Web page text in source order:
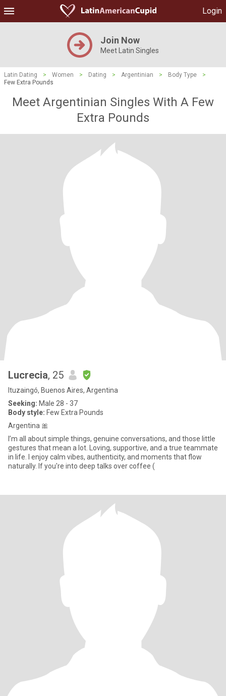
Login
Join Now
Meet Latin Singles
Latin Dating > Women > Dating > Argentinian > Body Type
>
Few Extra Pounds
Meet Argentinian Singles With A Few
Extra Pounds
Lucrecia, 25
Ituzaingó, Buenos Aires, Argentina
Seeking: Male 28 - 37
Body style: Few Extra Pounds
Argentina 🎀
I’m all about simple things, genuine conversations, and those little
gestures that mean a lot. Loving, supportive, and a true teammate
in life. I enjoy calm vibes, authenticity, and moments that flow
naturally. If you're into deep talks over coffee (